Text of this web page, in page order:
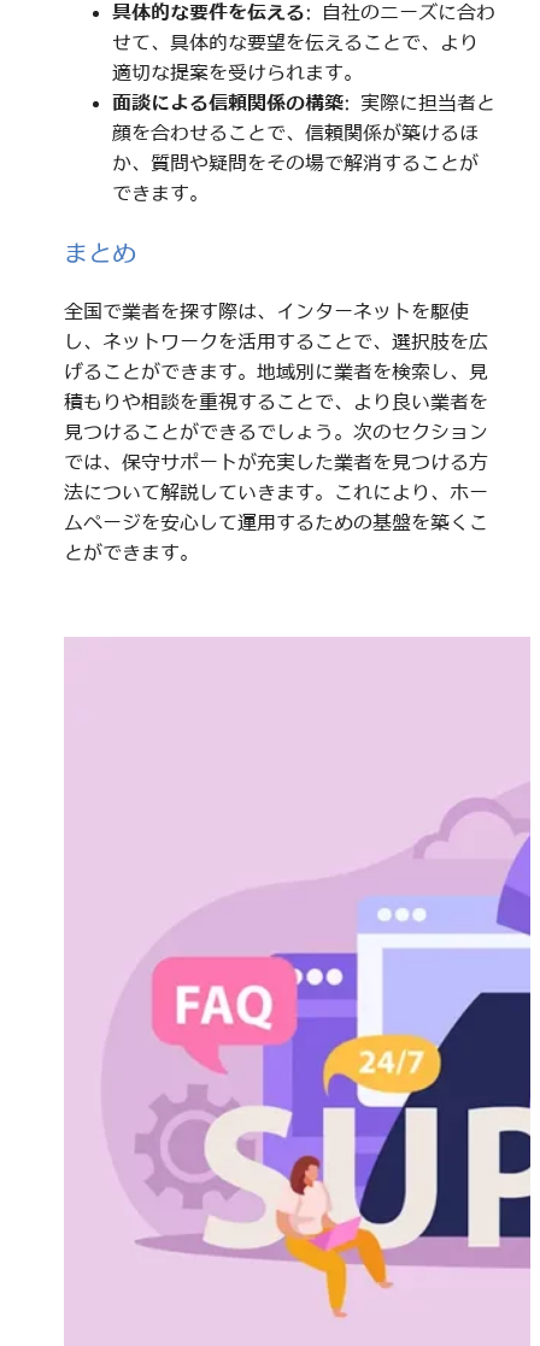
具体的な要件を伝える: 自社のニーズに合わ
せて、具体的な要望を伝えることで、より
適切な提案を受けられます。
面談による信頼関係の構築: 実際に担当者と
顔を合わせることで、信頼関係が築けるほ
か、質問や疑問をその場で解消することが
できます。
まとめ
全国で業者を探す際は、インターネットを駆使
し、ネットワークを活用することで、選択肢を広
げることができます。地域別に業者を検索し、見
積もりや相談を重視することで、より良い業者を
見つけることができるでしょう。次のセクション
では、保守サポートが充実した業者を見つける方
法について解説していきます。これにより、ホー
ムページを安心して運用するための基盤を築くこ
とができます。